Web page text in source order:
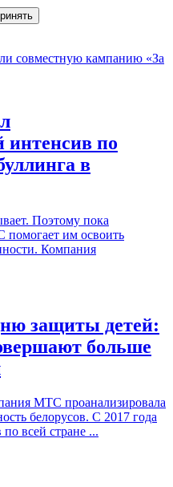
кампанию «За
интенсив по
в
Поэтому пока
им освоить
Компания
защиты детей:
больше
МТС проанализировала
белорусов. С 2017 года
всей стране ...